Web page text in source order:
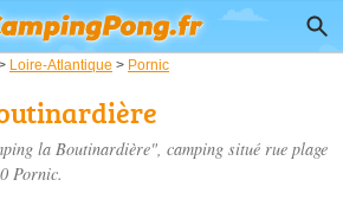
Loire-Atlantique > Pornic
la Boutinardière", camping situé rue plage
Pornic.